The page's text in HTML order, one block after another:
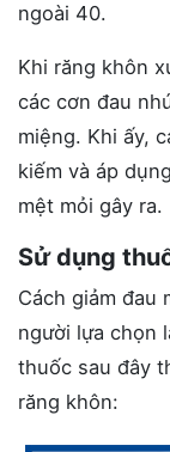
ngoài 40.
Khi răng khôn
các cơn đau
miệng. Khi ấy,
kiếm và áp
mệt mỏi gây ra.
Sử dụng
Cách giảm đau
người lựa chọn
thuốc sau đây
răng khôn: